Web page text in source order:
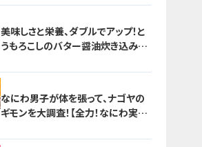
美味しさと栄養、ダブルでアップ！と
うもろこしのバター醤油炊き込みご
なにわ男子が体を張って、ナゴヤの
ギモンを大調査！【全力！なにわ実験